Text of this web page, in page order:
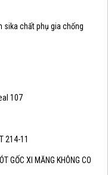
sika chất phụ gia chống
107
214-11
GỐC XI MĂNG KHÔNG CO